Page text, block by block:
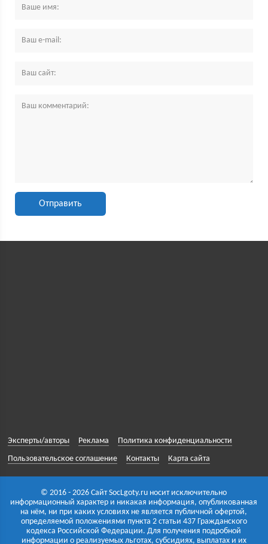
Эксперты/авторы Реклама
Политика конфиденциальности
Пользовательское соглашение
Контакты Карта сайта
© 2016 - 2026 Сайт SocLgoty.ru носит исключительно
информационный характер и никакая информация, опубликованная
на нём, ни при каких условиях не является публичной офертой,
определяемой положениями пункта 2 статьи 437 Гражданского
кодекса Российской Федерации. Для получения подробной
информации о реализуемых льготах, субсидиях, выплатах и их